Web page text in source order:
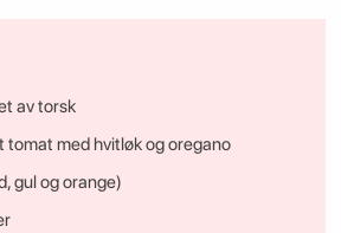
av torsk
tomat med hvitløk og oregano
gul og orange)